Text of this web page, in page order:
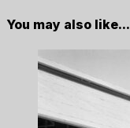
You may also like...